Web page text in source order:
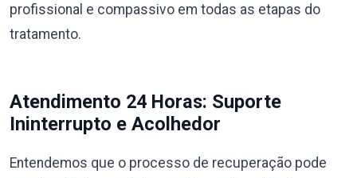
profissional e compassivo em todas as etapas do
tratamento.
Atendimento 24 Horas: Suporte
Ininterrupto e Acolhedor
Entendemos que o processo de recuperação pode